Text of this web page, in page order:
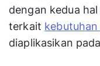
dengan kedua
terkait
diaplikasikan